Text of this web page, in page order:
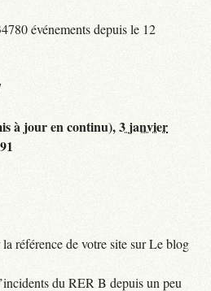
événements depuis le 12
à jour en continu),3 janvier
référence de votre site sur Le blog
du RER B depuis un peu